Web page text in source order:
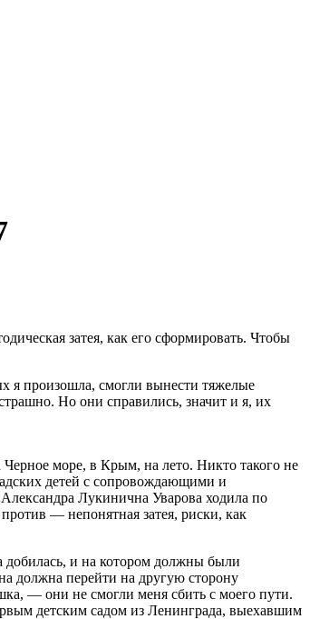
затея, как его сформировать. Чтобы
я произошла, смогли вынести тяжелые
Но они справились, значит и я, их
море, в Крым, на лето. Никто такого не
детей с сопровождающими и
Лукинична Уварова ходила по
— непонятная затея, риски, как
добилась, и на котором должны были
должна перейти на другую сторону
— они не смогли меня сбить с моего пути.
детским садом из Ленинграда, выехавшим